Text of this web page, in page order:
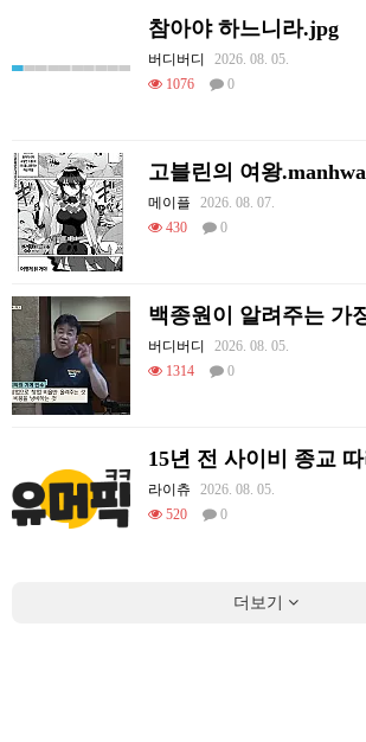
참아야 하느니라.jpg
버디버디
2026. 08. 05.
1076
0
고블린의 여왕.manhwa
메이플
2026. 08. 07.
430
0
버디버디
2026. 08. 05.
1314
0
라이츄
2026. 08. 05.
520
0
더보기